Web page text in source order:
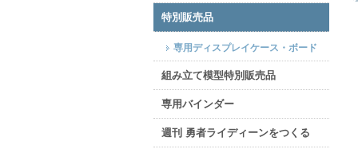
特別販売品
専用ディスプレイケース・ボード
組み立て模型特別販売品
専用バインダー
週刊 勇者ライディーンをつくる